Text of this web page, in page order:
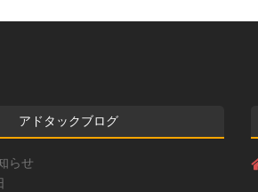
アドタックブログ
らせ